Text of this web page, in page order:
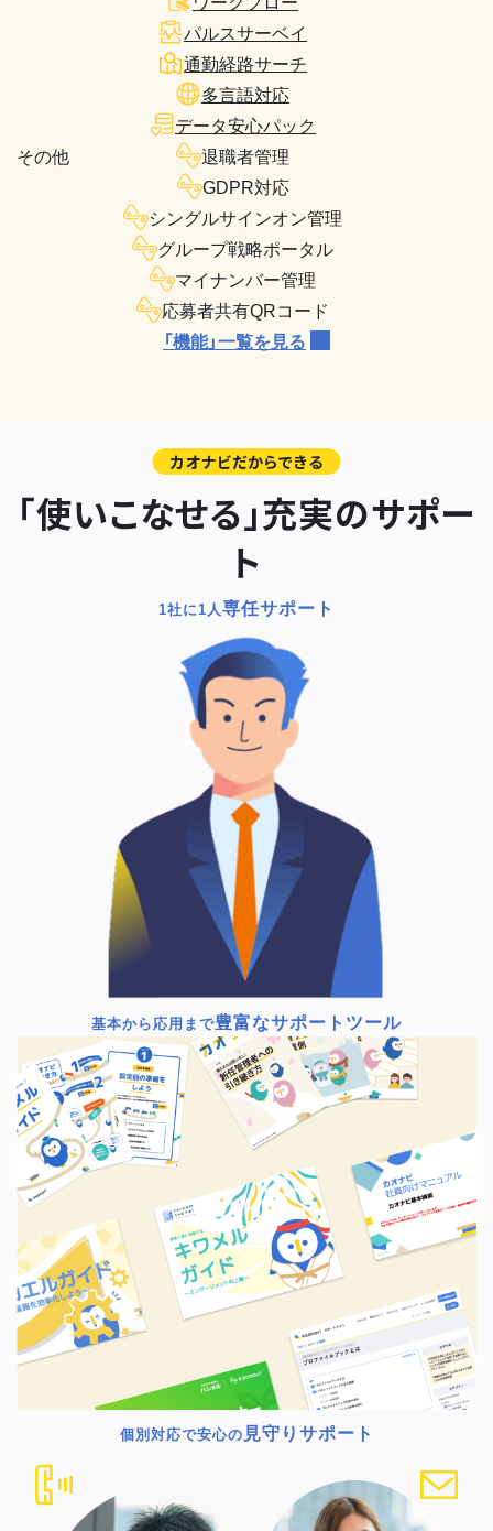
その他
パルスサーベイ
通勤経路サーチ
多言語対応
データ安心パック
退職者管理
GDPR対応
シングルサインオン管理
グループ戦略ポータル
マイナンバー管理
応募者共有QRコード
「機能」一覧を見る
カオナビだからできる
「使いこなせる」充実のサポー
ト
1社に1人専任サポート
基本から応用まで豊富なサポートツール
個別対応で安心の 見守りサポート